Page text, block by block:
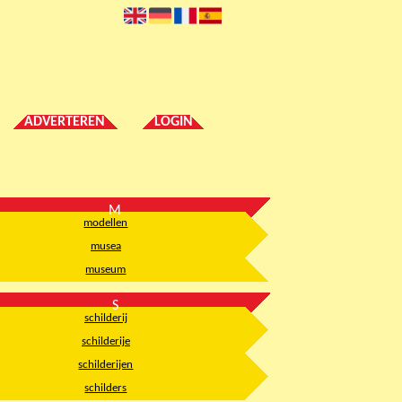
ADVERTEREN
LOGIN
M
modellen
musea
museum
S
schilderij
schilderije
schilderijen
schilders